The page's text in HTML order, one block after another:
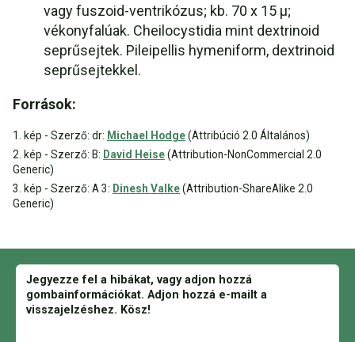
vagy fuszoid-ventrikózus; kb. 70 x 15 µ;
vékonyfalúak. Cheilocystidia mint dextrinoid
seprűsejtek. Pileipellis hymeniform, dextrinoid
seprűsejtekkel.
Források:
1. kép - Szerző: dr: Michael Hodge(Attribúció 2.0 Általános)
2. kép - Szerző: B: David Heise(Attribution-NonCommercial 2.0
Generic)
3. kép - Szerző: A 3: Dinesh Valke(Attribution-ShareAlike 2.0
Generic)